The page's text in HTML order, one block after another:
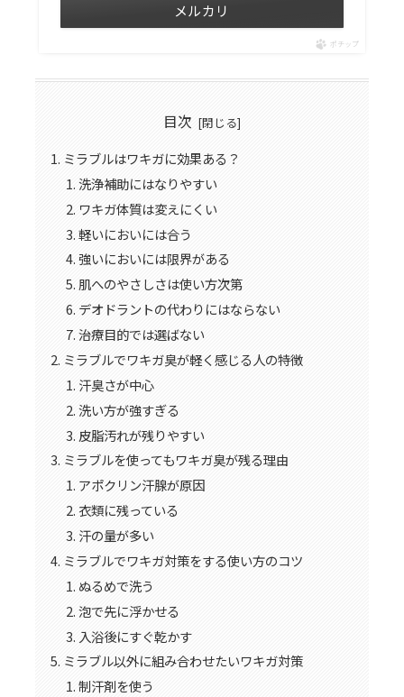
メルカリ
ポチップ
目次
ミラブルはワキガに効果ある？
洗浄補助にはなりやすい
ワキガ体質は変えにくい
軽いにおいには合う
強いにおいには限界がある
肌へのやさしさは使い方次第
デオドラントの代わりにはならない
治療目的では選ばない
ミラブルでワキガ臭が軽く感じる人の特徴
汗臭さが中心
洗い方が強すぎる
皮脂汚れが残りやすい
ミラブルを使ってもワキガ臭が残る理由
アポクリン汗腺が原因
衣類に残っている
汗の量が多い
ミラブルでワキガ対策をする使い方のコツ
ぬるめで洗う
泡で先に浮かせる
入浴後にすぐ乾かす
ミラブル以外に組み合わせたいワキガ対策
制汗剤を使う